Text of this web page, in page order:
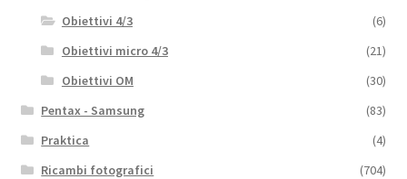
Obiettivi 4/3
(6)
Obiettivi micro 4/3
(21)
Obiettivi OM
(30)
Pentax - Samsung
(83)
Praktica
(4)
Ricambi fotografici
(704)